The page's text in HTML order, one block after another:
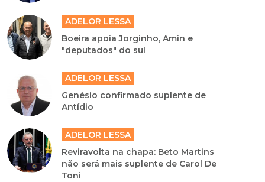
ADELOR LESSA
Boeira apoia Jorginho, Amin e
"deputados" do sul
ADELOR LESSA
Genésio confirmado suplente de
Antídio
ADELOR LESSA
Reviravolta na chapa: Beto Martins
não será mais suplente de Carol De
Toni